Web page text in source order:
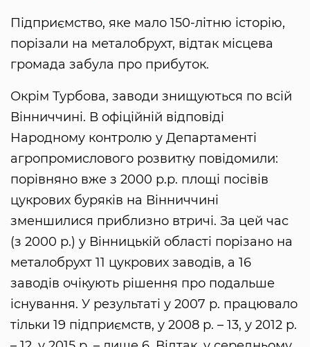
Підприємство, яке мало 150-літню історію,
порізали на металобрухт, відтак місцева
громада забула про прибуток.
Окрім Турбова, заводи знищуються по всій
Вінниччині. В офіційній відповіді
Народному контролю у Департаменті
агропромислового розвитку повідомили:
порівняно вже з 2000 р.р. площі посівів
цукрових буряків на Вінниччині
зменшилися приблизно втричі. За цей час
(з 2000 р.) у Вінницькій області порізано на
металобрухт 11 цукрових заводів, а 16
заводів очікують рішення про подальше
існування. У результаті у 2007 р. працювало
тільки 19 підприємств, у 2008 р. – 13, у 2012 р.